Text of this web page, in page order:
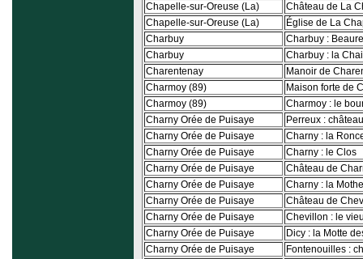
Chapelle-sur-Oreuse (La)
Château de La
Chapelle-sur-Oreuse (La)
Église de La
Charbuy
Charbuy :
Charbuy
Charbuy : la
Charentenay
Manoir de
Charmoy (89)
Maison forte de
Charmoy (89)
Charmoy : le
Charny Orée de Puisaye
Perreux :
Charny Orée de Puisaye
Charny : la
Charny Orée de Puisaye
Charny : le Clos
Charny Orée de Puisaye
Château de
Charny Orée de Puisaye
Charny : la
Charny Orée de Puisaye
Château de
Charny Orée de Puisaye
Chevillon : le
Charny Orée de Puisaye
Dicy : la Motte
Charny Orée de Puisaye
Fontenouilles :